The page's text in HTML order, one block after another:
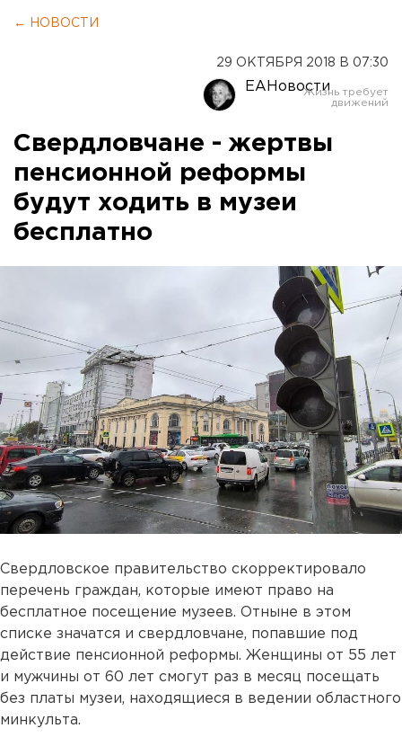
← НОВОСТИ
29 ОКТЯБРЯ 2018 В 07:30
ЕАНовости
Свердловчане - жертвы
пенсионной реформы
будут ходить в музеи
бесплатно
Свердловское правительство скорректировало
перечень граждан, которые имеют право на
бесплатное посещение музеев. Отныне в этом
списке значатся и свердловчане, попавшие под
действие пенсионной реформы. Женщины от 55 лет
и мужчины от 60 лет смогут раз в месяц посещать
без платы музеи, находящиеся в ведении областного
минкульта.